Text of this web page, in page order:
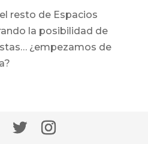
resto de Espacios
la posibilidad de
¿empezamos de